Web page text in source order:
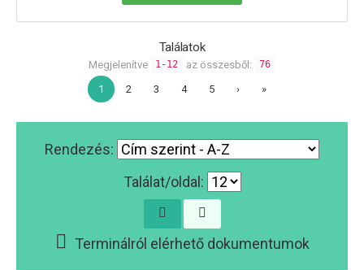
Találatok
Megjelenítve 1-12 az összesből: 76
1 2 3 4 5 › »
Rendezés:
Találat/oldal:
Terminálról elérhető dokumentumok